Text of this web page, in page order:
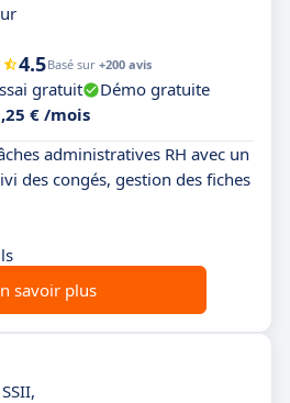
4.5Basé sur +200 avis
gratuit
Démo gratuite
€ /mois
administratives RH avec un
des congés, gestion des fiches
savoir plus